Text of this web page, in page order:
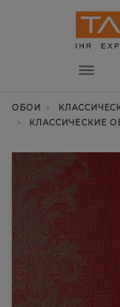
ОБОИ
КЛАССИЧЕСКИЕ